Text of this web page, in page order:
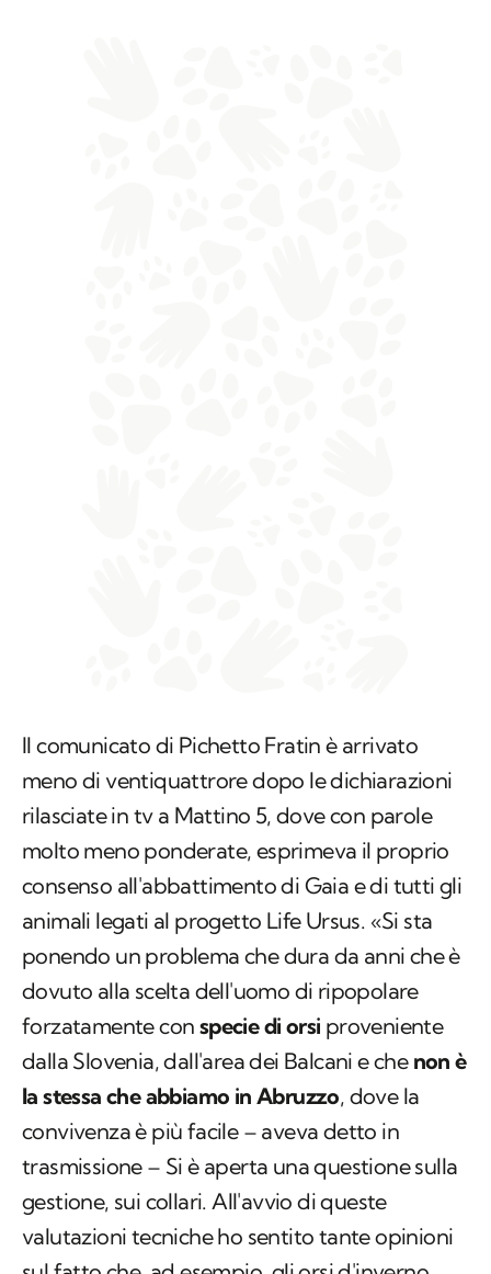
Il comunicato di Pichetto Fratin è arrivato
meno di ventiquattrore dopo le dichiarazioni
rilasciate in tv a Mattino 5, dove con parole
molto meno ponderate, esprimeva il proprio
consenso all'abbattimento di Gaia e di tutti gli
animali legati al progetto Life Ursus. «Si sta
ponendo un problema che dura da anni che è
dovuto alla scelta dell'uomo di ripopolare
forzatamente con specie di orsi proveniente
dalla Slovenia, dall'area dei Balcani e che non è
la stessa che abbiamo in Abruzzo, dove la
convivenza è più facile – aveva detto in
trasmissione – Si è aperta una questione sulla
gestione, sui collari. All'avvio di queste
valutazioni tecniche ho sentito tante opinioni